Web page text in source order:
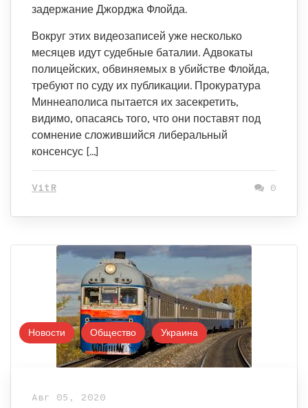
задержание Джорджа Флойда.
Вокруг этих видеозаписей уже несколько
месяцев идут судебные баталии. Адвокаты
полицейских, обвиняемых в убийстве Флойда,
требуют по суду их публикации. Прокуратура
Миннеаполиса пытается их засекретить,
видимо, опасаясь того, что они поставят под
сомнение сложившийся либеральный
консенсус […]
VitR 0
Новости Общество Украина
Авг 05, 2020